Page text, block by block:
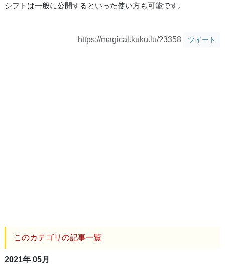
シフトは一般に公開するといった使い方も可能です。
https://magical.kuku.lu/?3358 ツイート
このカテゴリの記事一覧
2021年 05月